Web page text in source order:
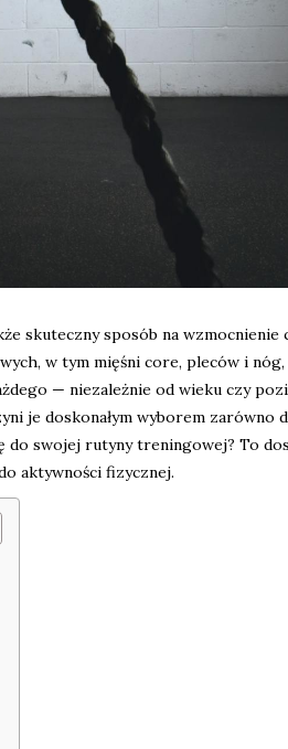
skuteczny sposób na wzmocnienie
w tym mięśni core, pleców i
— niezależnie od wieku czy
je doskonałym wyborem zarówno
do swojej rutyny treningowej? To
aktywności fizycznej.